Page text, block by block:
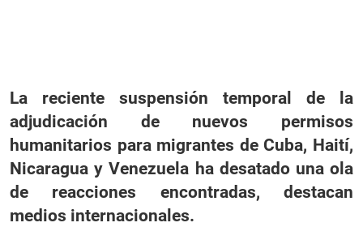
La reciente suspensión temporal de la
adjudicación de nuevos permisos
humanitarios para migrantes de Cuba, Haití,
Nicaragua y Venezuela ha desatado una ola
de reacciones encontradas, destacan
medios internacionales.